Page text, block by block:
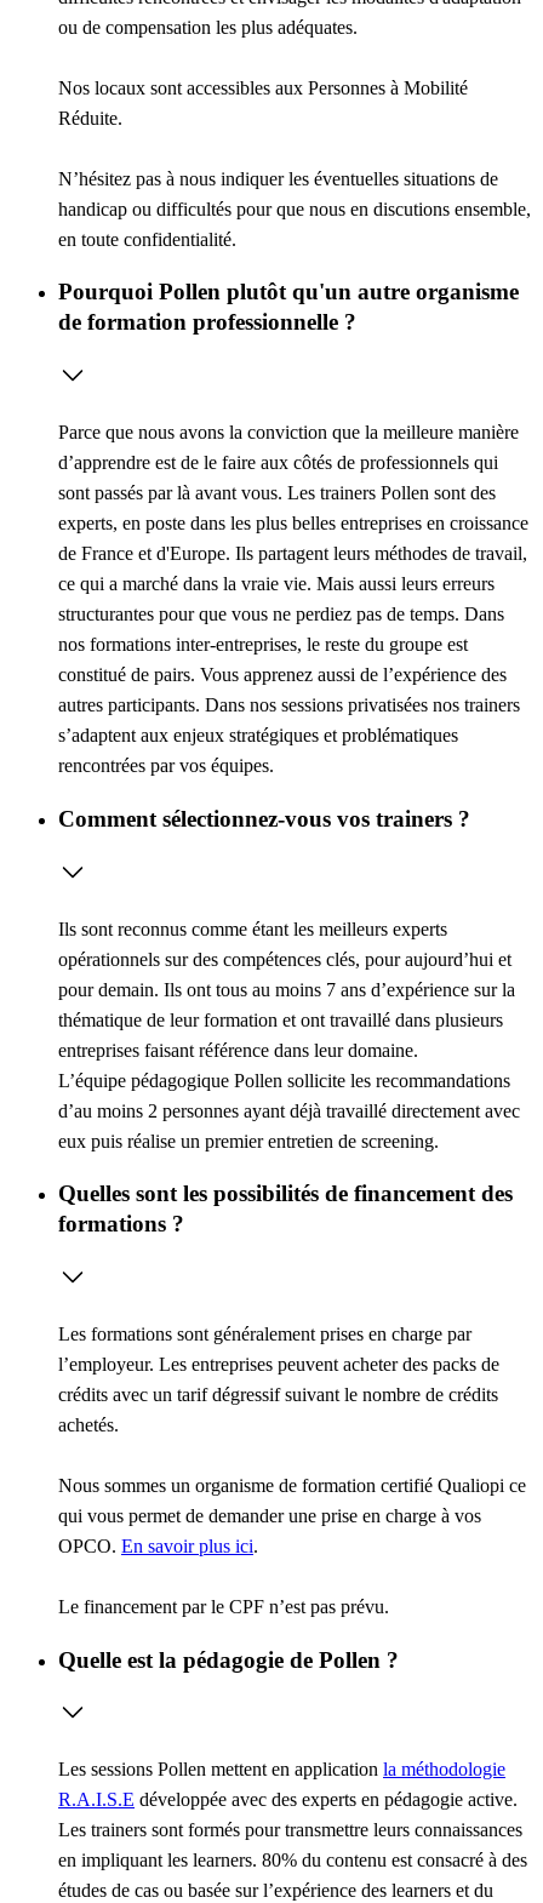
ou de compensation les plus adéquates.
Nos locaux sont accessibles aux Personnes à Mobilité
Réduite.
N’hésitez pas à nous indiquer les éventuelles situations de
handicap ou difficultés pour que nous en discutions ensemble,
en toute confidentialité.
Pourquoi Pollen plutôt qu'un autre organisme
de formation professionnelle ?
Parce que nous avons la conviction que la meilleure manière
d’apprendre est de le faire aux côtés de professionnels qui
sont passés par là avant vous. Les trainers Pollen sont des
experts, en poste dans les plus belles entreprises en croissance
de France et d'Europe. Ils partagent leurs méthodes de travail,
ce qui a marché dans la vraie vie. Mais aussi leurs erreurs
structurantes pour que vous ne perdiez pas de temps. Dans
nos formations inter-entreprises, le reste du groupe est
constitué de pairs. Vous apprenez aussi de l’expérience des
autres participants. Dans nos sessions privatisées nos trainers
s’adaptent aux enjeux stratégiques et problématiques
rencontrées par vos équipes.
Comment sélectionnez-vous vos trainers ?
Ils sont reconnus comme étant les meilleurs experts
opérationnels sur des compétences clés, pour aujourd’hui et
pour demain. Ils ont tous au moins 7 ans d’expérience sur la
thématique de leur formation et ont travaillé dans plusieurs
entreprises faisant référence dans leur domaine.
L’équipe pédagogique Pollen sollicite les recommandations
d’au moins 2 personnes ayant déjà travaillé directement avec
eux puis réalise un premier entretien de screening.
Quelles sont les possibilités de financement des
formations ?
Les formations sont généralement prises en charge par
l’employeur. Les entreprises peuvent acheter des packs de
crédits avec un tarif dégressif suivant le nombre de crédits
achetés.
Nous sommes un organisme de formation certifié Qualiopi ce
qui vous permet de demander une prise en charge à vos
OPCO. En savoir plus ici.
Le financement par le CPF n’est pas prévu.
Quelle est la pédagogie de Pollen ?
Les sessions Pollen mettent en application la méthodologie
R.A.I.S.E développée avec des experts en pédagogie active.
Les trainers sont formés pour transmettre leurs connaissances
en impliquant les learners. 80% du contenu est consacré à des
études de cas ou basée sur l’expérience des learners et du